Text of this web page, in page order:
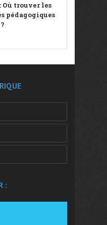
Où trouver les
pédagogiques
: